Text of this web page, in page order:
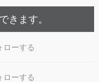
きます。
ローする
ローする